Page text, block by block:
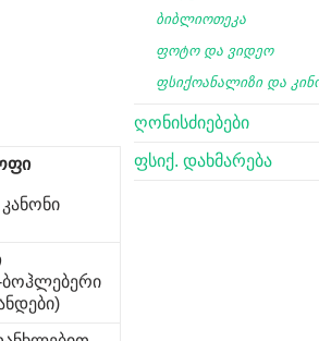
ბოჰლებერი
ბიბლიოთეკა
ფოტო და ვიდეო
ფსიქოანალიზი და
ღონისძიებები
ფსიქ. დახმარება